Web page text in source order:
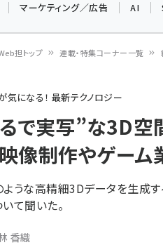
マーケティング／広告 AI
担トップ 連載・特集コーナー一覧
気になる！ 最新テクノロジー
で実写”な3D
映像制作やゲー
ような高精細3Dデータを生成
て聞いた。
香織